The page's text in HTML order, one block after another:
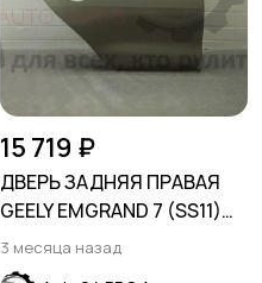
15 719 ₽
ДВЕРЬ ЗАДНЯЯ ПРАВАЯ
GEELY EMGRAND 7 (SS11)
2021-
3 месяца назад